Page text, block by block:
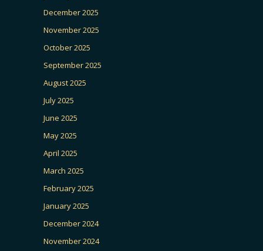
December 2025
November 2025
October 2025
September 2025
August 2025
July 2025
June 2025
May 2025
April 2025
March 2025
February 2025
January 2025
December 2024
November 2024